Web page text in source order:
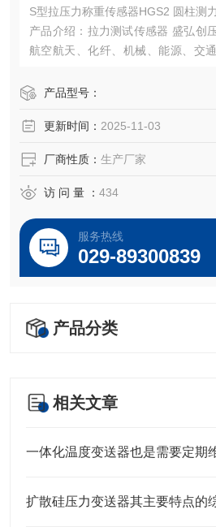
S型拉压力称重传感器HGS2
产品介绍：拉力测试传感器 盛弘创
航空航天、化纤、机械、能源、交
水利电力、热力造纸、市政管理等
称、定量包装系统。
产品型号：
更新时间： 2025-11-03
厂商性质： 生产厂家
访 问 量 ： 434
服务热线
029-89300839
产品分类
相关文章
一体化温度变送器也是需要定期
扩散硅压力变送器其主要特点的